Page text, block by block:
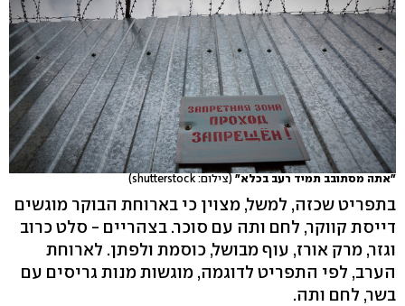
"אתה מסתובב תמיד רעב בכלא" (צילום: shutterstock)
בתפריט שכזה, למשל, מצוין כי בארוחת הבוקר מוגשים
דייסת קווקר, לחם ותה עם סוכר. בצהריים - סלט כרוב
וגזר, מרק אורז, עוף מבושל, כוסמת ולפתן. לארוחת
הערב, לפי התפריט לדוגמה, מוגשות מנות גריסים עם
בשר, לחם ותה.